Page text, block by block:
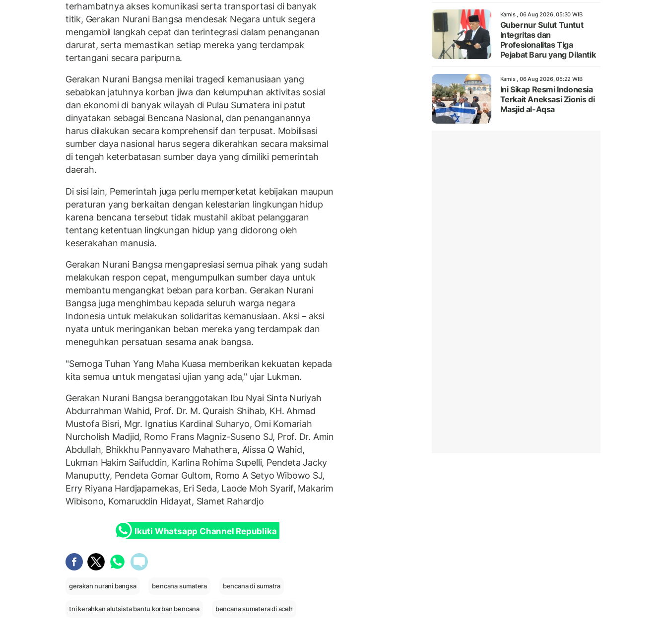
terhambatnya akses komunikasi serta transportasi di banyak
titik, Gerakan Nurani Bangsa mendesak Negara untuk segera
mengambil langkah cepat dan terintegrasi dalam penanganan
darurat, serta memastikan setiap mereka yang terdampak
tertangani secara paripurna.
Gerakan Nurani Bangsa menilai tragedi kemanusiaan yang
sebabkan jatuhnya korban jiwa dan kelumpuhan aktivitas sosial
dan ekonomi di banyak wilayah di Pulau Sumatera ini patut
dinyatakan sebagai Bencana Nasional, dan penanganannya
harus dilakukan secara komprehensif dan terpusat. Mobilisasi
sumber daya nasional harus segera dikerahkan secara maksimal
di tengah keterbatasan sumber daya yang dimiliki pemerintah
daerah.
Di sisi lain, Pemerintah juga perlu memperketat kebijakan maupun
peraturan yang berkaitan dengan kelestarian lingkungan hidup
karena bencana tersebut tidak mustahil akibat pelanggaran
tentang ketentuan lingkungan hidup yang didorong oleh
keserakahan manusia.
Gerakan Nurani Bangsa mengapresiasi semua pihak yang sudah
melakukan respon cepat, mengumpulkan sumber daya untuk
membantu mengangkat beban para korban. Gerakan Nurani
Bangsa juga menghimbau kepada seluruh warga negara
Indonesia untuk melakukan solidaritas kemanusiaan. Aksi – aksi
nyata untuk meringankan beban mereka yang terdampak dan
meneguhkan persatuan sesama anak bangsa.
"Semoga Tuhan Yang Maha Kuasa memberikan kekuatan kepada
kita semua untuk mengatasi ujian yang ada," ujar Lukman.
Gerakan Nurani Bangsa beranggotakan Ibu Nyai Sinta Nuriyah
Abdurrahman Wahid, Prof. Dr. M. Quraish Shihab, KH. Ahmad
Mustofa Bisri, Mgr. Ignatius Kardinal Suharyo, Omi Komariah
Nurcholish Madjid, Romo Frans Magniz-Suseno SJ, Prof. Dr. Amin
Abdullah, Bhikkhu Pannyavaro Mahathera, Alissa Q Wahid,
Lukman Hakim Saifuddin, Karlina Rohima Supelli, Pendeta Jacky
Manuputty, Pendeta Gomar Gultom, Romo A Setyo Wibowo SJ,
Erry Riyana Hardjapamekas, Eri Seda, Laode Moh Syarif, Makarim
Wibisono, Komaruddin Hidayat, Slamet Rahardjo
Ikuti Whatsapp Channel Republika
gerakan nurani bangsa bencana sumatera bencana di sumatra
tni kerahkan alutsista bantu korban bencana bencana sumatera di aceh
Kamis , 06 Aug 2026, 05:30 WIB
Gubernur Sulut Tuntut
Integritas dan
Profesionalitas Tiga
Pejabat Baru yang Dilantik
Kamis , 06 Aug 2026, 05:22 WIB
Ini Sikap Resmi Indonesia
Terkait Aneksasi Zionis di
Masjid al-Aqsa